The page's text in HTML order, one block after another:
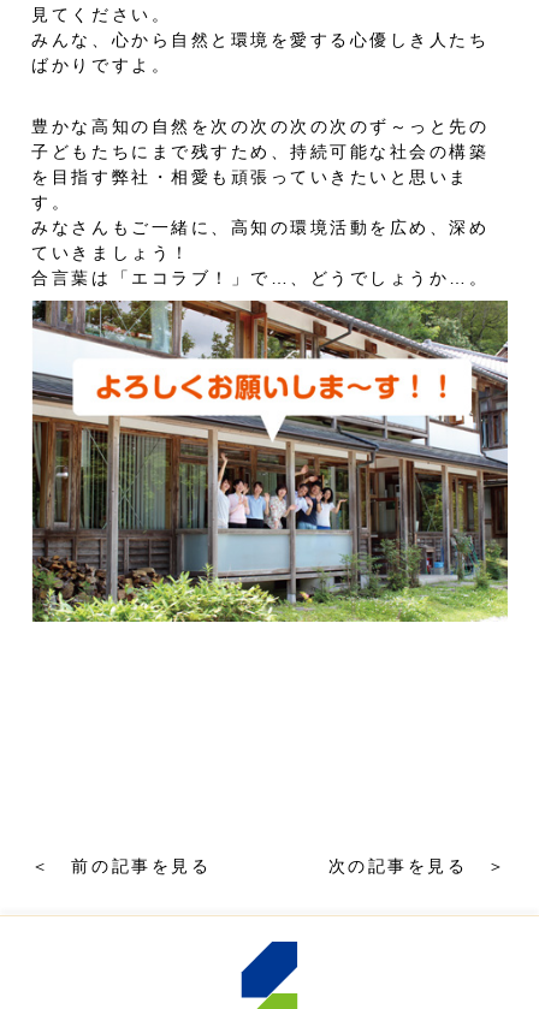
見てください。
みんな、心から自然と環境を愛する心優しき人たち
ばかりですよ。
豊かな高知の自然を次の次の次の次のず～っと先の
子どもたちにまで残すため、持続可能な社会の構築
を目指す弊社・相愛も頑張っていきたいと思いま
す。
みなさんもご一緒に、高知の環境活動を広め、深め
ていきましょう！
合言葉は「エコラブ！」で…、どうでしょうか…。
＜ 前の記事を見る 次の記事を見る ＞